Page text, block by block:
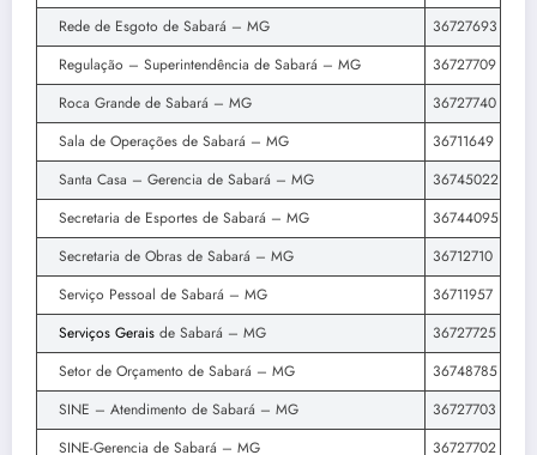
Rede de Esgoto de Sabará – MG
36727693
Regulação – Superintendência de Sabará – MG
36727709
Roca Grande de Sabará – MG
36727740
Sala de Operações de Sabará – MG
36711649
Santa Casa – Gerencia de Sabará – MG
36745022
Secretaria de Esportes de Sabará – MG
36744095
Secretaria de Obras de Sabará – MG
36712710
Serviço Pessoal de Sabará – MG
36711957
Serviços Gerais de Sabará – MG
36727725
Setor de Orçamento de Sabará – MG
36748785
SINE – Atendimento de Sabará – MG
36727703
SINE-Gerencia de Sabará – MG
36727702